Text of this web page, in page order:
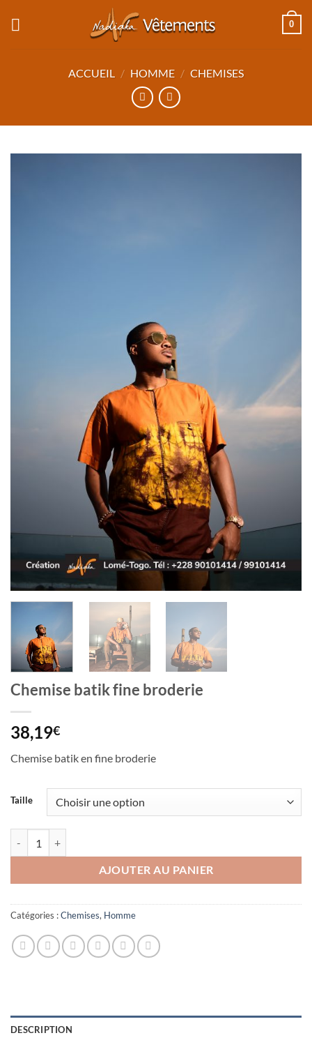
0
ACCUEIL / HOMME / CHEMISES
Chemise batik fine broderie
38,19€
Chemise batik en fine broderie
Taille
AJOUTER AU PANIER
Catégories :Chemises, Homme
DESCRIPTION